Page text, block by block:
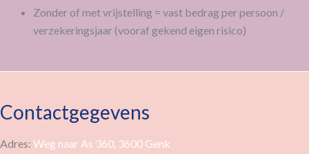
Zonder of met vrijstelling = vast bedrag per persoon /
verzekeringsjaar (vooraf gekend eigen risico)
Contactgegevens
Adres: Weg naar As 360, 3600 Genk